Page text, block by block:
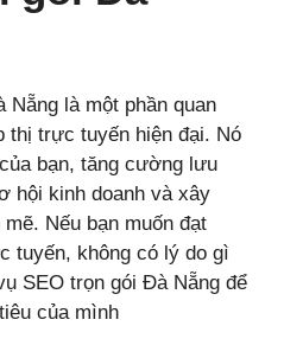
là một phần quan
thị trực tuyến hiện đại. Nó
bạn, tăng cường lưu
hội kinh doanh và xây
Nếu bạn muốn đạt
tuyến, không có lý do gì
SEO trọn gói Đà Nẵng để
của mình